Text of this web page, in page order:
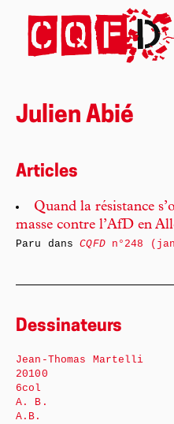
Julien Abié
Articles
Quand la résistance
masse contre l’AfD en
Paru dansCQFDn°248
Dessinateurs
Jean-Thomas Martelli
20100
6col
A. B.
A.B.